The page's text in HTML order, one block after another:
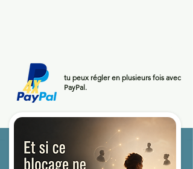
tu peux régler en plusieurs fois avec
PayPal.